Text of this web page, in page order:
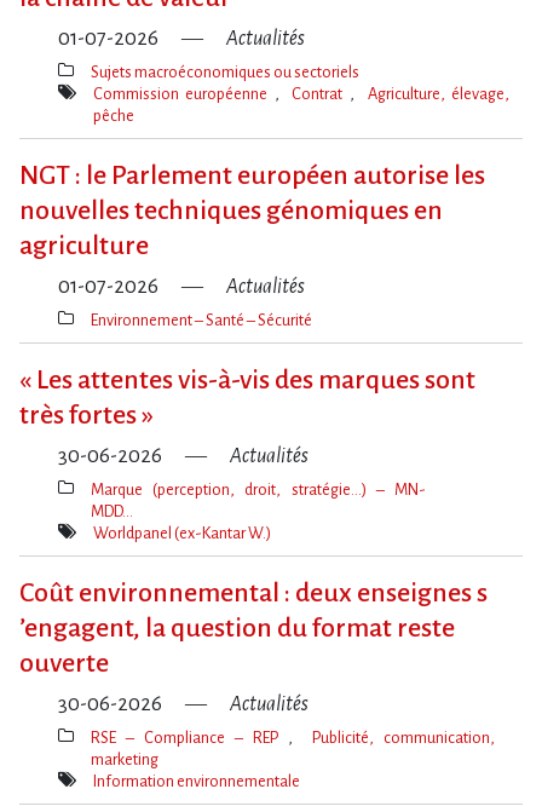
01-07-2026 Actualités
Thèmes(s)
Sujets macroéconomiques ou sectoriels
Mot(s)-
Commission européenne Contrat
Agriculture, élevage,
pêche
NGT : le Parlement européen autorise les
nouvelles techniques génomiques en
agriculture
01-07-2026 Actualités
Thèmes(s)
Environnement – Santé – Sécurité
« Les attentes vis-à-vis des marques sont
très fortes »
30-06-2026 Actualités
Thèmes(s)
Marque (perception, droit, stratégie…) – MN-
MDD…
Mot(s)-
Worldpanel (ex-Kantar W.)
Coût environnemental : deux enseignes s​
‌’engagent, la question du format reste
ouverte
30-06-2026 Actualités
Thèmes(s)
RSE – Compliance – REP
Publicité, communication,
marketing
Mot(s)-
Information environnementale